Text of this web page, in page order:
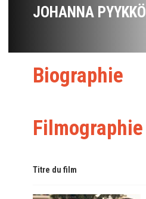
JOHANNA PYYKKÖ
Biographie
Filmographie
Titre du film